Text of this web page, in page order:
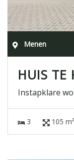
Menen
HUIS TE
Instapklare
3 105 m²